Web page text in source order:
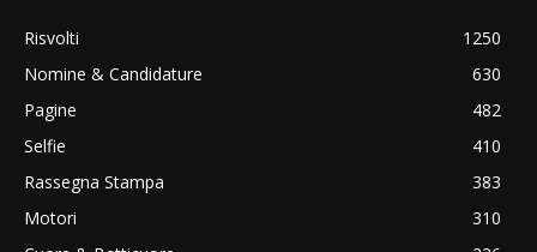
Risvolti
1250
Nomine & Candidature
630
Pagine
482
Selfie
410
Rassegna Stampa
383
Motori
310